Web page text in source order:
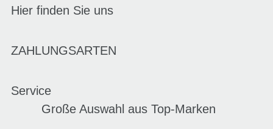
Hier finden Sie uns
ZAHLUNGSARTEN
Service
Große Auswahl aus Top-Marken